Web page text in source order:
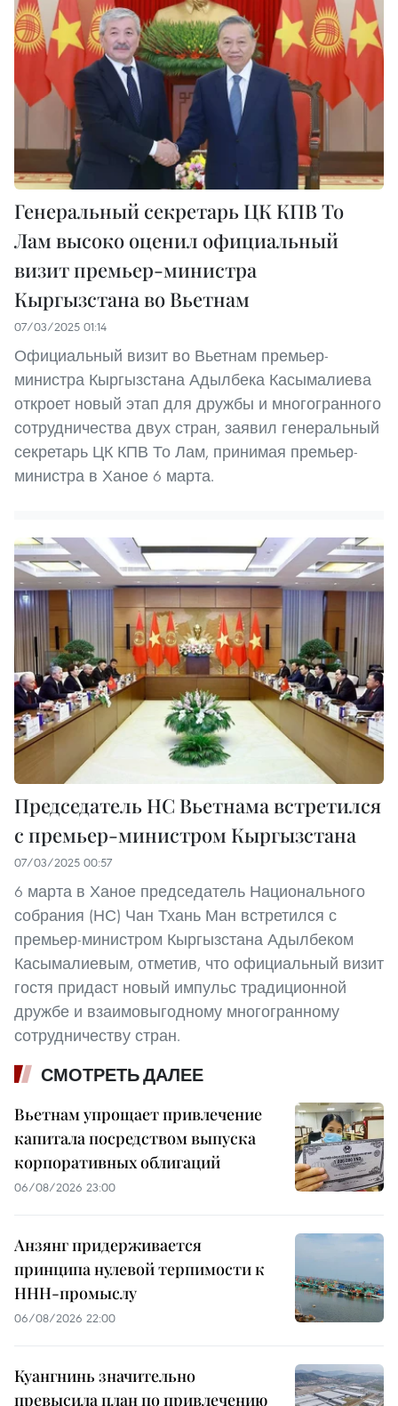
Генеральный секретарь ЦК КПВ То
Лам высоко оценил официальный
визит премьер-министра
Кыргызстана во Вьетнам
07/03/2025 01:14
Официальный визит во Вьетнам премьер-
министра Кыргызстана Адылбека Касымалиева
откроет новый этап для дружбы и многогранного
сотрудничества двух стран, заявил генеральный
секретарь ЦК КПВ То Лам, принимая премьер-
министра в Ханое 6 марта.
Председатель НС Вьетнама встретился
с премьер-министром Кыргызстана
07/03/2025 00:57
6 марта в Ханое председатель Национального
собрания (НС) Чан Тхань Ман встретился с
премьер-министром Кыргызстана Адылбеком
Касымалиевым, отметив, что официальный визит
гостя придаст новый импульс традиционной
дружбе и взаимовыгодному многогранному
сотрудничеству стран.
СМОТРЕТЬ ДАЛЕЕ
Вьетнам упрощает привлечение
капитала посредством выпуска
корпоративных облигаций
06/08/2026 23:00
Анзянг придерживается
принципа нулевой терпимости к
ННН-промыслу
06/08/2026 22:00
Куангнинь значительно
превысила план по привлечению